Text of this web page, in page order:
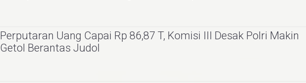
Perputaran Uang Capai Rp 86,87 T, Komisi III Desak Polri Makin
Getol Berantas Judol